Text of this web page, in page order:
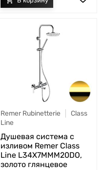
Remer Rubinetterie
Class
Line
Душевая система с
изливом Remer Class
Line L34X7MMM20DO,
золото глянцевое